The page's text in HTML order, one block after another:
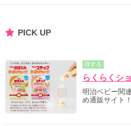
PICK UP
得する
らくらくシ
明治ベビー関
め通販サイト！